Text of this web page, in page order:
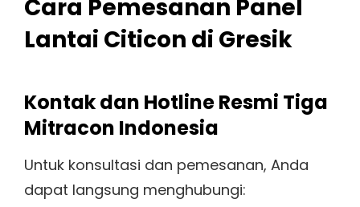
Cara Pemesanan Panel
Lantai Citicon di Gresik
Kontak dan Hotline Resmi Tiga
Mitracon Indonesia
Untuk konsultasi dan pemesanan, Anda
dapat langsung menghubungi: